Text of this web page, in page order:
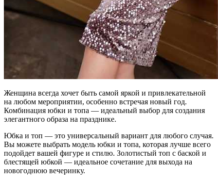
Женщина всегда хочет быть самой яркой и привлекательной
на любом мероприятии, особенно встречая новый год.
Комбинация юбки и топа — идеальный выбор для создания
элегантного образа на празднике.
Юбка и топ — это универсальный вариант для любого случая.
Вы можете выбрать модель юбки и топа, которая лучше всего
подойдет вашей фигуре и стилю. Золотистый топ с баской и
блестящей юбкой — идеальное сочетание для выхода на
новогоднюю вечеринку.